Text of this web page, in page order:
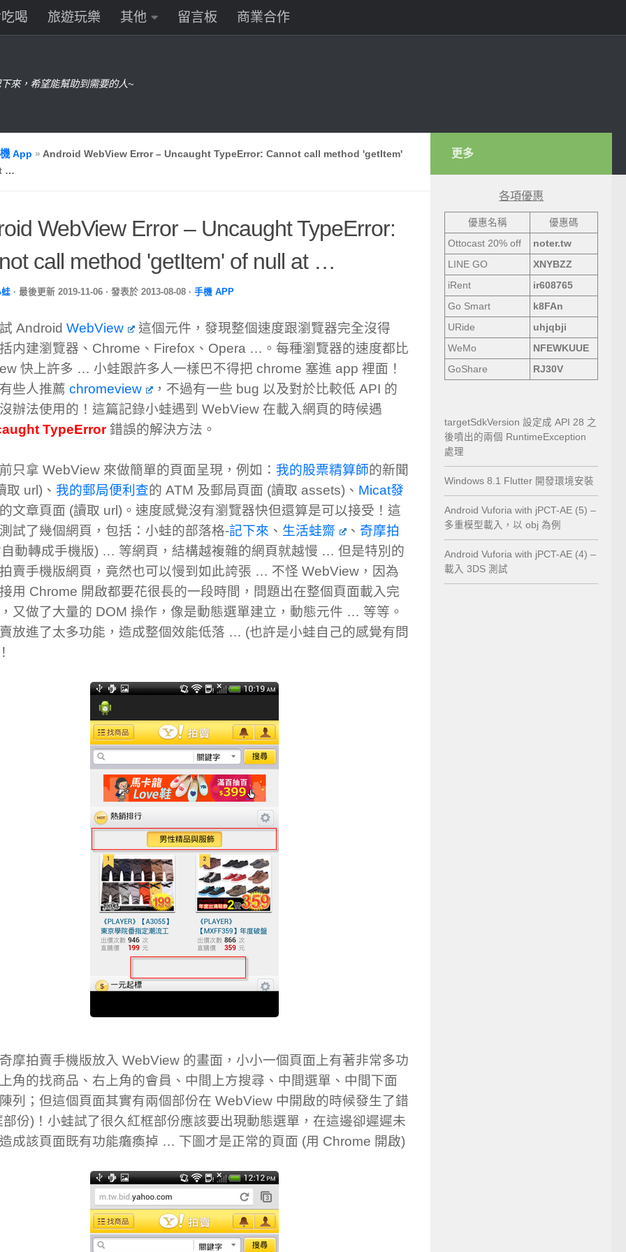
喝 旅遊玩樂 其他 留言板 商業合作
來，希望能幫助到需要的人~
App » Android WebView Error – Uncaught TypeError: Cannot call method 'getItem'
…
WebView Error – Uncaught TypeError:
call method 'getItem' of null at …
· 最後更新 2019-11-06 · 發表於 2013-08-08 · 手機 APP
Android WebView
這個元件，發現整個速度跟瀏覽器完全沒得
内建瀏覽器、Chrome、Firefox、Opera …。每種瀏覽器的速度都比
快上許多 … 小蛙跟許多人一樣巴不得把 chrome 塞進 app 裡面！
些人推薦 chromeview
，不過有一些 bug 以及對於比較低 API 的
辦法使用的！這篇記錄小蛙遇到 WebView 在載入網頁的時候遇
TypeError錯誤的解決方法。
只拿 WebView 來做簡單的頁面呈現，例如： 我的股票精算師的新聞
取 url)、 我的郵局便利查的 ATM 及郵局頁面 (讀取 assets)、 Micat發
的文章頁面 (讀取 url)。速度感覺沒有瀏覽器快但還算是可以接受！這
試了幾個網頁，包括：小蛙的部落格-記下來 、 生活蛙齋 、 奇摩拍
動轉成手機版) … 等網頁，結構越複雜的網頁就越慢 … 但是特別的
賣手機版網頁，竟然也可以慢到如此誇張 … 不怪 WebView，因為
用 Chrome 開啟都要花很長的一段時間，問題出在整個頁面載入完
又做了大量的 DOM 操作，像是動態選單建立，動態元件 … 等等。
放進了太多功能，造成整個效能低落 … (也許是小蛙自己的感覺有問
奇摩拍賣手機版放入 WebView 的畫面，小小一個頁面上有著非常多功
角的找商品、右上角的會員、中間上方搜尋、中間選單、中間下面
列；但這個頁面其實有兩個部份在 WebView 中開啟的時候發生了錯
部份)！小蛙試了很久紅框部份應該要出現動態選單，在這邊卻遲遲未
成該頁面既有功能癱瘓掉 … 下圖才是正常的頁面 (用 Chrome 開啟)
更多
各項優惠
優惠名稱
優惠碼
Ottocast 20% off
noter.tw
LINE GO
XNYBZZ
iRent
ir608765
Go Smart
k8FAn
URide
uhjqbji
WeMo
NFEWKUUE
GoShare
RJ30V
targetSdkVersion 設定成 API 28 之
後噴出的兩個 RuntimeException
處理
Windows 8.1 Flutter 開發環境安裝
Android Vuforia with jPCT-AE (5) –
多重模型載入，以 obj 為例
Android Vuforia with jPCT-AE (4) –
載入 3DS 測試